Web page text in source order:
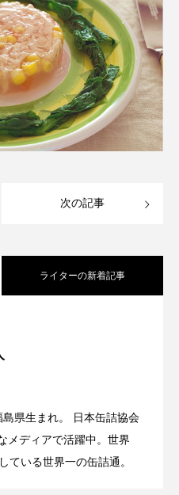
次の記事
ライターの新着記事
県生まれ。 日本缶詰協会
メディアで活躍中。世界
ている世界一の缶詰通。
牡蠣缶）
あん丼」｜極旨缶詰レシ
れたさば缶で、今夜は極